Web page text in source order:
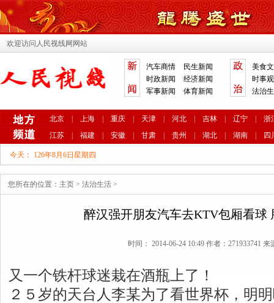
欢迎访问人民视线网网站
汽车商情
民生新闻
时政新闻
经济新闻
军事新闻
体育新闻
美食
时事
法治
北京 上海 重庆 天津 河北 吉林 辽宁
浙
江苏
福建 安徽 甘肃 贵州 湖北 湖南 四
今天： 126年8月6日星期四
您所在的位置： 主页 > 法治生活 >
醉汉强开朋友汽车去KTV包厢看球
时间： 2014-06-24 10:49 作者：271933741
又一个铁杆球迷栽在酒瓶上了！
２５岁的天台人李某为了看世界杯，明